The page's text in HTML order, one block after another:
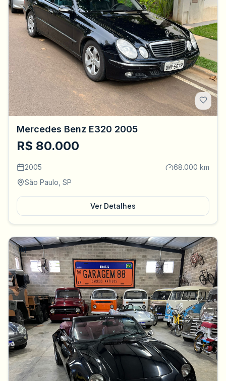
Mercedes Benz E320 2005
R$ 80.000
2005
68.000 km
São Paulo, SP
Ver Detalhes
(0)